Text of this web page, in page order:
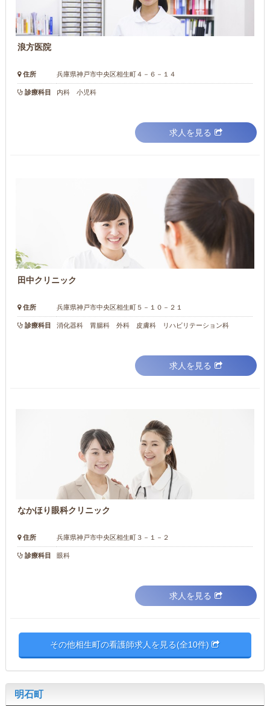
浪方医院
住所 兵庫県神戸市中央区相生町４－６－１４
診療科目 内科 小児科
求人を見る
田中クリニック
住所 兵庫県神戸市中央区相生町５－１０－２１
診療科目 消化器科 胃腸科 外科 皮膚科 リハビリテーション科
求人を見る
なかほり眼科クリニック
住所 兵庫県神戸市中央区相生町３－１－２
診療科目 眼科
求人を見る
その他相生町の看護師求人を見る(全10件)
明石町